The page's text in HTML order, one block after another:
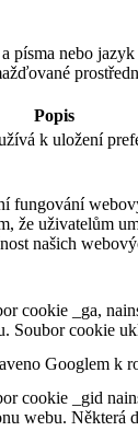
písma nebo
Popis
k uložení
fungování
že uživatelům
našich
cookie _ga,
Soubor cookie
Googlem k
cookie _gid
webu. Některá